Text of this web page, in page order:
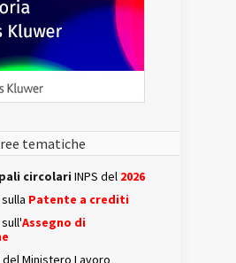
tematiche
circolari INPS del 2026
Patente a crediti
Assegno di
del Ministero Lavoro